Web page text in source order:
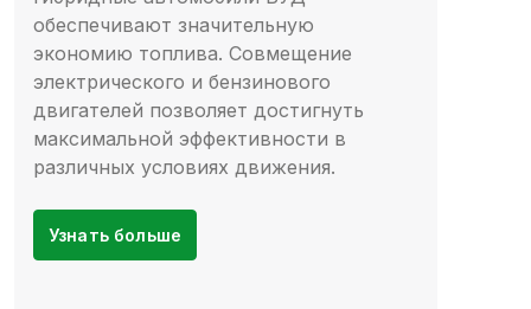
обеспечивают значительную
экономию топлива. Совмещение
электрического и бензинового
двигателей позволяет достигнуть
максимальной эффективности в
различных условиях движения.
Узнать больше